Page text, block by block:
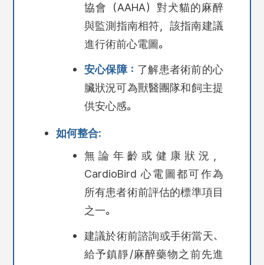
協會（AAHA）對犬貓的麻醉
與監測指南相符，該指南建議
進行術前心電圖。
安心保障： 了解患者術前的心
臟狀況可為獸醫團隊和飼主提
供安心感。
如何整合:
無論年齡或健康狀況，
CardioBird 心電圖都可作為
所有患者術前評估的標準項目
之一。
建議於術前諮詢或手術當天、
給予鎮靜/麻醉藥物之前先進